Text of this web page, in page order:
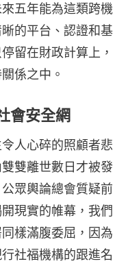
五年能為這類跨機
的平台、認證和基
留在財政計算上，
係之中。
會安全網
人心碎的照顧者悲
雙離世數日才被發
眾輿論總會質疑前
現實的帷幕，我們
樣滿腹委屈，因為
社福機構的跟進名